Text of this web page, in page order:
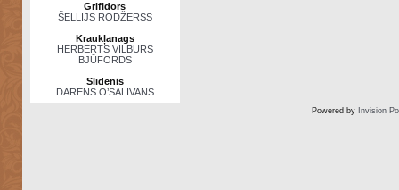
Grifidors
ŠELLIJS RODŽERSS
Kraukļanags
HERBERTS VILBURS
BJŪFORDS
Slīdenis
DARENS O’SALIVANS
Powered by Invision